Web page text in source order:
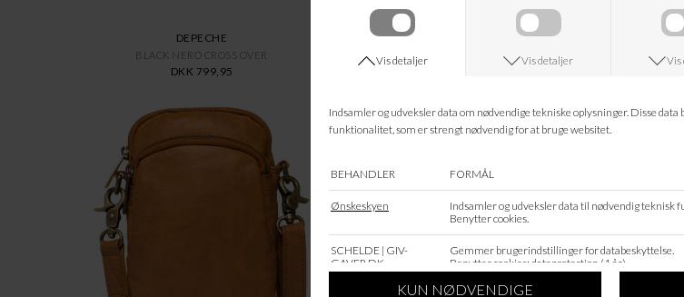
DEPECHE
BLACK NERO CROSS OVER
DKK 799,95
WALNUT MOBILEBAG